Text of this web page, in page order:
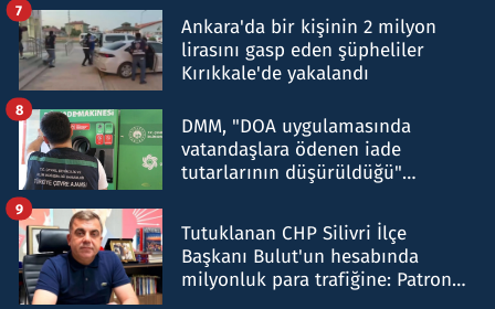
Ankara'da bir kişinin 2 milyon
lirasını gasp eden şüpheliler
Kırıkkale'de yakalandı
7
DMM, "DOA uygulamasında
vatandaşlara ödenen iade
tutarlarının düşürüldüğü"
8
Tutuklanan CHP Silivri İlçe
Başkanı Bulut'un hesabında
milyonluk para trafiğine: Patron
9